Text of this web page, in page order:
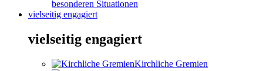
besonderen Situationen
vielseitig engagiert
vielseitig engagiert
Kirchliche Gremien